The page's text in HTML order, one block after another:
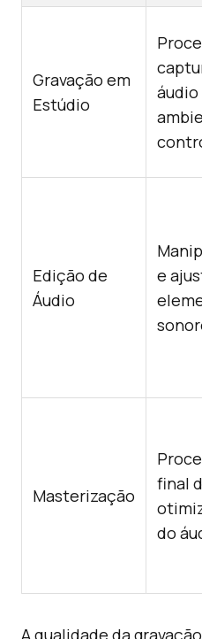
Gravação em
Estúdio
áudio
Edição de
Áudio
e
Masterização
final
do
A qualidade da